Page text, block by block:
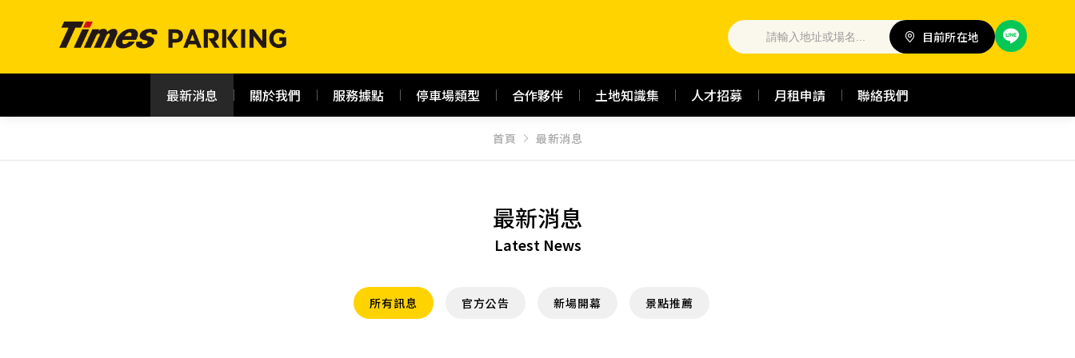
目前所在地
最新消息 關於我們 服務據點 停車場類型 合作夥伴 土地知識集 人才招募 月租申請 聯絡我們
首頁 最新消息
最新消息
Latest News
所有訊息 官方公告 新場開幕 景點推薦